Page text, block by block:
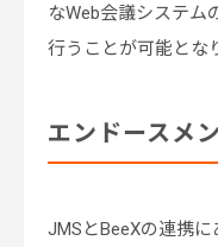
なWeb会議システム
行うことが可能とな
エンドースメ
JMSとBeeXの連携